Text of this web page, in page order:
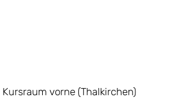
vorne (Thalkirchen)